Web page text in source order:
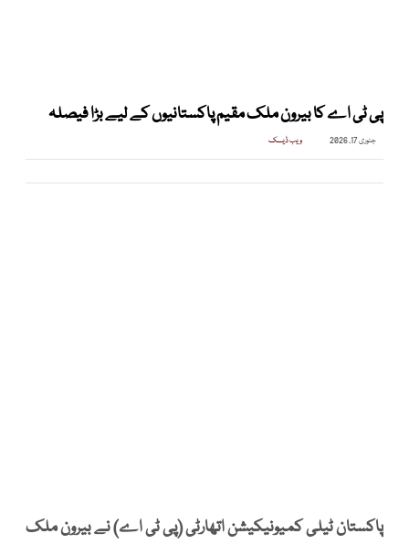
پی ٹی اے کا بیرون ملک مقیم پاکستانیوں کے لیے بڑا فیصلہ
جنوری 17, 2026 ویب ڈیسک
پاکستان ٹیلی کمیونیکیشن اتھارٹی (پی ٹی اے) نے بیرون ملک